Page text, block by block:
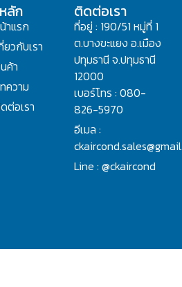
ลัก
าแรก
ยวกับเรา
ค้า
ความ
ต่อเรา
ติดต่อเรา
ที่อยู่ : 190/51 หมู่ที่ 1
ต.บางขะแยง อ.เมือง
ปทุมธานี จ.ปทุมธานี
12000
เบอร์โทร : 080-
826-5970
อีเมล :
Line : @ckaircond